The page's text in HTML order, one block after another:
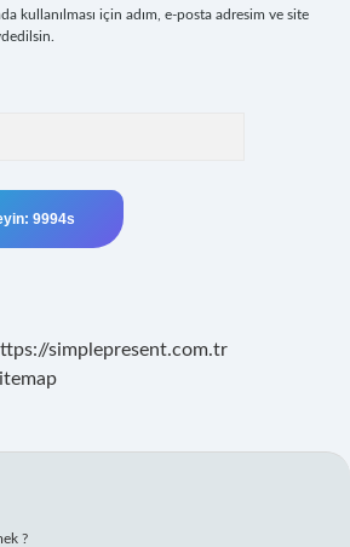
kullanılması için adım, e-posta adresim ve site
simplepresent.com.tr
?